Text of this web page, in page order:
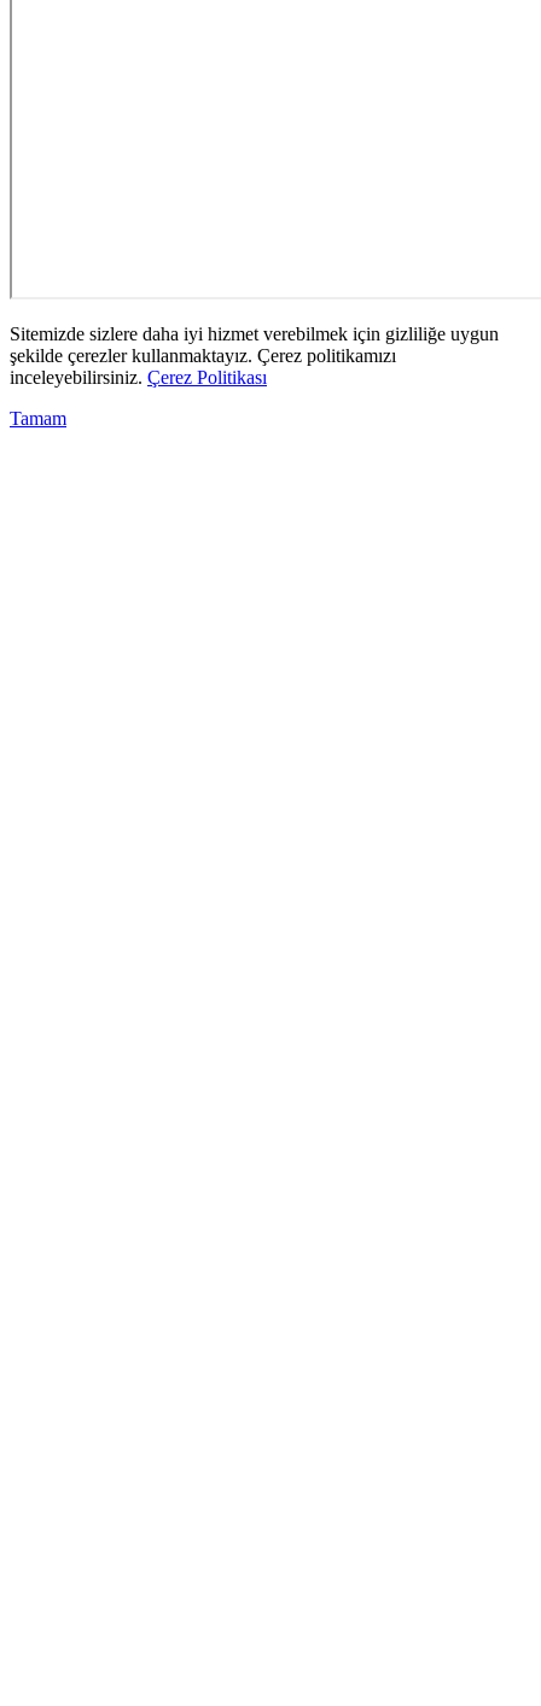
Sitemizde sizlere daha iyi hizmet verebilmek için gizliliğe uygun
şekilde çerezler kullanmaktayız. Çerez politikamızı
inceleyebilirsiniz. Çerez Politikası
Tamam